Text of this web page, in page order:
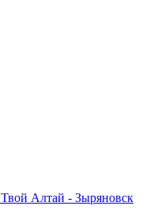
Твой Алтай - Зыряновск